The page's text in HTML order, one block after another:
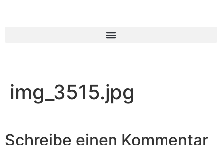
img_3515.jpg
Schreibe einen Kommentar